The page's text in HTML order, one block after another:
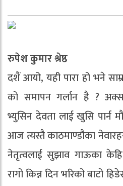
रुपेश कुमार श्रेष्ठ
दशैं आयो, यही पारा हो भने
को समापन गर्लान है ?
भ्युसिन देवता लाई खुसि पार्न
आज त्यस्तै काठमाण्डौका
नेतृत्वलाई सुझाव गाऊका
रागो किन्न दिन भरिको बाटो